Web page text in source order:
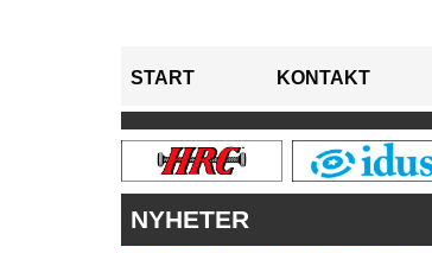
START KONTAKT
NYHETER